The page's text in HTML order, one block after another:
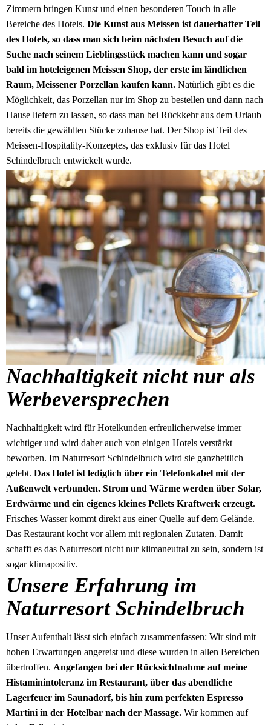
Zimmern bringen Kunst und einen besonderen Touch in alle
Bereiche des Hotels. Die Kunst aus Meissen ist dauerhafter Teil
des Hotels, so dass man sich beim nächsten Besuch auf die
Suche nach seinem Lieblingsstück machen kann und sogar
bald im hoteleigenen Meissen Shop, der erste im ländlichen
Raum, Meissener Porzellan kaufen kann. Natürlich gibt es die
Möglichkeit, das Porzellan nur im Shop zu bestellen und dann nach
Hause liefern zu lassen, so dass man bei Rückkehr aus dem Urlaub
bereits die gewählten Stücke zuhause hat. Der Shop ist Teil des
Meissen-Hospitality-Konzeptes, das exklusiv für das Hotel
Schindelbruch entwickelt wurde.
Nachhaltigkeit nicht nur als
Werbeversprechen
Nachhaltigkeit wird für Hotelkunden erfreulicherweise immer
wichtiger und wird daher auch von einigen Hotels verstärkt
beworben. Im Naturresort Schindelbruch wird sie ganzheitlich
gelebt. Das Hotel ist lediglich über ein Telefonkabel mit der
Außenwelt verbunden. Strom und Wärme werden über Solar,
Erdwärme und ein eigenes kleines Pellets Kraftwerk erzeugt.
Frisches Wasser kommt direkt aus einer Quelle auf dem Gelände.
Das Restaurant kocht vor allem mit regionalen Zutaten. Damit
schafft es das Naturresort nicht nur klimaneutral zu sein, sondern ist
sogar klimapositiv.
Unsere Erfahrung im
Naturresort Schindelbruch
Unser Aufenthalt lässt sich einfach zusammenfassen: Wir sind mit
hohen Erwartungen angereist und diese wurden in allen Bereichen
übertroffen. Angefangen bei der Rücksichtnahme auf meine
Histaminintoleranz im Restaurant, über das abendliche
Lagerfeuer im Saunadorf, bis hin zum perfekten Espresso
Martini in der Hotelbar nach der Massage. Wir kommen auf